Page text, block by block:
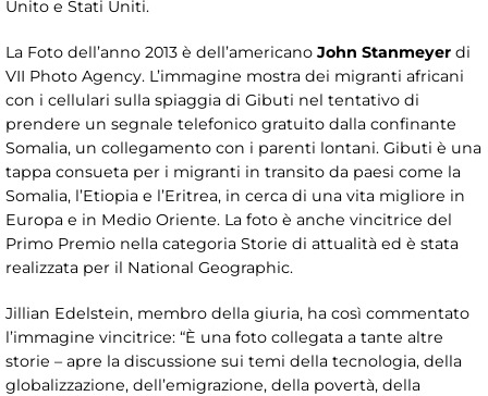
Unito e Stati Uniti.
La Foto dell’anno 2013 è dell’americano John Stanmeyer di
VII Photo Agency. L’immagine mostra dei migranti africani
con i cellulari sulla spiaggia di Gibuti nel tentativo di
prendere un segnale telefonico gratuito dalla confinante
Somalia, un collegamento con i parenti lontani. Gibuti è una
tappa consueta per i migranti in transito da paesi come la
Somalia, l’Etiopia e l’Eritrea, in cerca di una vita migliore in
Europa e in Medio Oriente. La foto è anche vincitrice del
Primo Premio nella categoria Storie di attualità ed è stata
realizzata per il National Geographic.
Jillian Edelstein, membro della giuria, ha così commentato
l’immagine vincitrice: “È una foto collegata a tante altre
storie – apre la discussione sui temi della tecnologia, della
globalizzazione, dell’emigrazione, della povertà, della